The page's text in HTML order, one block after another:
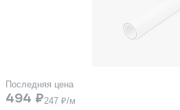
Последняя цена
494 ₽247 ₽/м